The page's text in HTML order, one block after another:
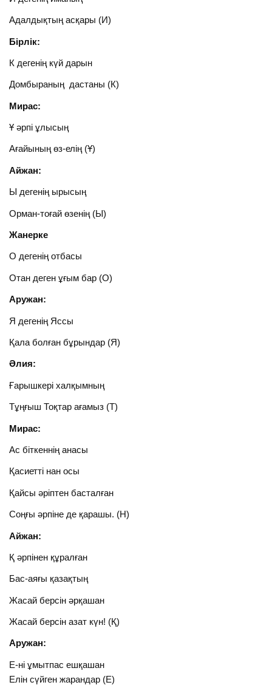
Адалдықтың асқары (И)
Бірлік:
К дегенің күй дарын
Домбыраның дастаны (К)
Мирас:
Ұ әрпі ұлысың
Ағайының өз-елің (Ұ)
Айжан:
Ы дегенің ырысың
Орман-тоғай өзенің (Ы)
Жанерке
О дегенің отбасы
Отан деген ұғым бар (О)
Аружан:
Я дегенің Яссы
Қала болған бұрындар (Я)
Әлия:
Ғарышкері халқымның
Тұңғыш Тоқтар ағамыз (Т)
Мирас:
Ас біткеннің анасы
Қасиетті нан осы
Қайсы әріптен басталған
Соңғы әрпіне де қарашы. (Н)
Айжан:
Қ әрпінен құралған
Бас-аяғы қазақтың
Жасай берсін әрқашан
Жасай берсін азат күн! (Қ)
Аружан:
Е-ні ұмытпас ешқашан
Елін сүйген жарандар (Е)